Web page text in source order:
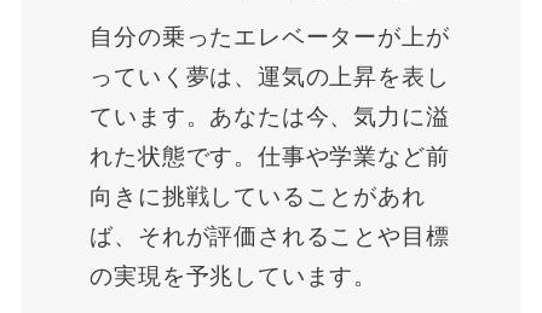
自分の乗ったエレベーターが上が
っていく夢は、運気の上昇を表し
ています。あなたは今、気力に溢
れた状態です。仕事や学業など前
向きに挑戦していることがあれ
ば、それが評価されることや目標
の実現を予兆しています。